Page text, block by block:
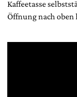
Kaffeetasse
Öffnung nach